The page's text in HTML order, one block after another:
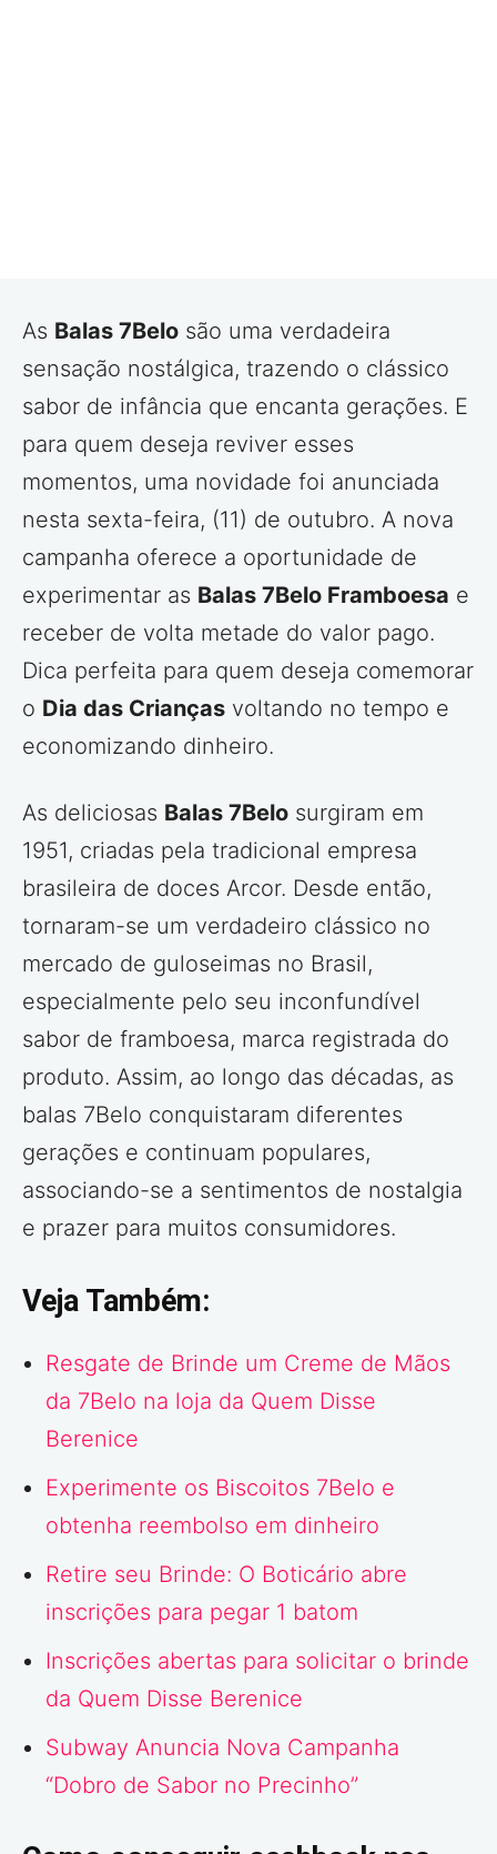
As Balas 7Belo são uma verdadeira
sensação nostálgica, trazendo o clássico
sabor de infância que encanta gerações. E
para quem deseja reviver esses
momentos, uma novidade foi anunciada
nesta sexta-feira, (11) de outubro. A nova
campanha oferece a oportunidade de
experimentar as Balas 7Belo Framboesa e
receber de volta metade do valor pago.
Dica perfeita para quem deseja comemorar
o Dia das Crianças voltando no tempo e
economizando dinheiro.
As deliciosas Balas 7Belo surgiram em
1951, criadas pela tradicional empresa
brasileira de doces Arcor. Desde então,
tornaram-se um verdadeiro clássico no
mercado de guloseimas no Brasil,
especialmente pelo seu inconfundível
sabor de framboesa, marca registrada do
produto. Assim, ao longo das décadas, as
balas 7Belo conquistaram diferentes
gerações e continuam populares,
associando-se a sentimentos de nostalgia
e prazer para muitos consumidores.
Veja Também:
Resgate de Brinde um Creme de Mãos
da 7Belo na loja da Quem Disse
Berenice
Experimente os Biscoitos 7Belo e
obtenha reembolso em dinheiro
Retire seu Brinde: O Boticário abre
inscrições para pegar 1 batom
Inscrições abertas para solicitar o brinde
da Quem Disse Berenice
Subway Anuncia Nova Campanha
“Dobro de Sabor no Precinho”